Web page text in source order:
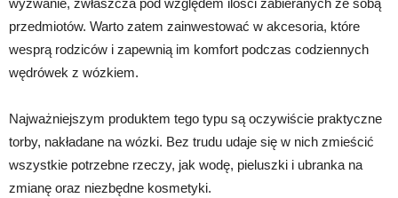
wyzwanie, zwłaszcza pod względem ilości zabieranych ze sobą
przedmiotów. Warto zatem zainwestować w akcesoria, które
wesprą rodziców i zapewnią im komfort podczas codziennych
wędrówek z wózkiem.
Najważniejszym produktem tego typu są oczywiście praktyczne
torby, nakładane na wózki. Bez trudu udaje się w nich zmieścić
wszystkie potrzebne rzeczy, jak wodę, pieluszki i ubranka na
zmianę oraz niezbędne kosmetyki.